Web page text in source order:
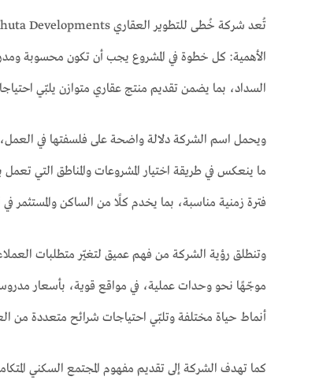
الأهمية: كل خطوة في المشروع يجب أن تكون محسوبة
السداد، بما يضمن تقديم منتج عقاري متوازن يلبّي
ويحمل اسم الشركة دلالة واضحة على فلسفتها في
ما ينعكس في طريقة اختيار المشروعات والمناطق التي
فترة زمنية مناسبة، بما يخدم كلًا من الساكن والمستثمر
وتنطلق رؤية الشركة من فهم عميق لتغيّر متطلبات
موجّهًا نحو وحدات عملية، في مواقع قوية، بأسعار
أنماط حياة مختلفة وتلبّي احتياجات شرائح متعددة من
كما تهدف الشركة إلى تقديم مفهوم المجتمع السكني